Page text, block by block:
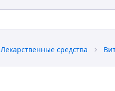
Лекарственные средства